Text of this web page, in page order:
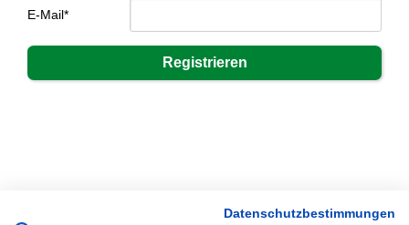
E-Mail*
Datenschutzbestimmungen